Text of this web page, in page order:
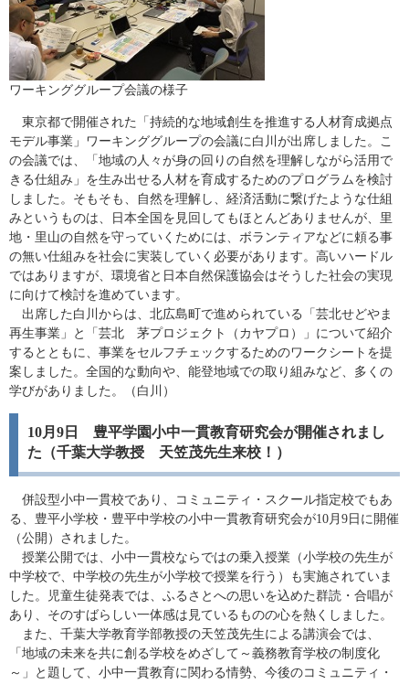
ワーキンググループ会議の様子
東京都で開催された「持続的な地域創生を推進する人材育成拠点
モデル事業」ワーキンググループの会議に白川が出席しました。こ
の会議では、「地域の人々が身の回りの自然を理解しながら活用で
きる仕組み」を生み出せる人材を育成するためのプログラムを検討
しました。そもそも、自然を理解し、経済活動に繋げたような仕組
みというものは、日本全国を見回してもほとんどありませんが、里
地・里山の自然を守っていくためには、ボランティアなどに頼る事
の無い仕組みを社会に実装していく必要があります。高いハードル
ではありますが、環境省と日本自然保護協会はそうした社会の実現
に向けて検討を進めています。
出席した白川からは、北広島町で進められている「芸北せどやま
再生事業」と「芸北 茅プロジェクト（カヤプロ）」について紹介
するとともに、事業をセルフチェックするためのワークシートを提
案しました。全国的な動向や、能登地域での取り組みなど、多くの
学びがありました。（白川）
10月9日 豊平学園小中一貫教育研究会が開催されまし
た（千葉大学教授 天笠茂先生来校！）
併設型小中一貫校であり、コミュニティ・スクール指定校でもあ
る、豊平小学校・豊平中学校の小中一貫教育研究会が10月9日に開催
（公開）されました。
授業公開では、小中一貫校ならではの乗入授業（小学校の先生が
中学校で、中学校の先生が小学校で授業を行う）も実施されていま
した。児童生徒発表では、ふるさとへの思いを込めた群読・合唱が
あり、そのすばらしい一体感は見ているものの心を熱くしました。
また、千葉大学教育学部教授の天笠茂先生による講演会では、
「地域の未来を共に創る学校をめざして～義務教育学校の制度化
～」と題して、小中一貫教育に関わる情勢、今後のコミュニティ・